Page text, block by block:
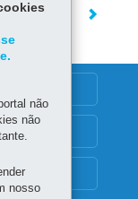
não
não
nosso